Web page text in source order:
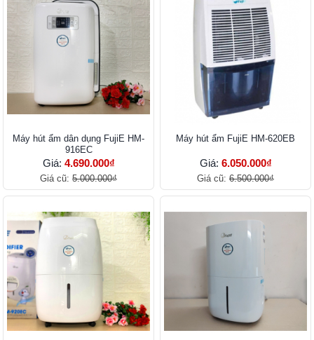
Máy hút ẩm dân dụng FujiE HM-
916EC
Giá: 4.690.000₫
Giá cũ: 5.000.000₫
Máy hút ẩm FujiE HM-620EB
Giá: 6.050.000₫
Giá cũ: 6.500.000₫